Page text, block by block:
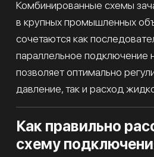
Комбинированные схемы
в крупных промышленных
сочетаются как
параллельное подключение
позволяет оптимально
давление, так и расход
Как правильно
схему